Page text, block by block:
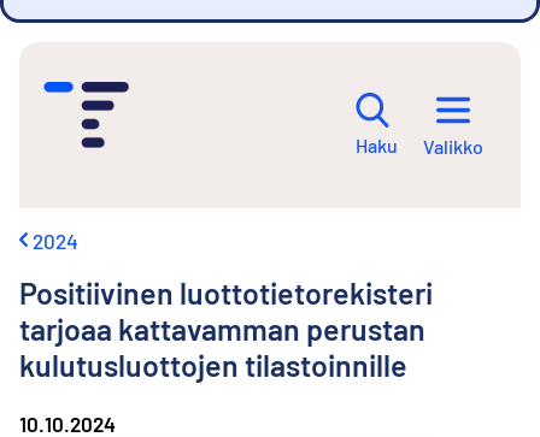
Haku Valikko
2024
Positiivinen luottotietorekisteri
tarjoaa kattavamman perustan
kulutusluottojen tilastoinnille
10.10.2024